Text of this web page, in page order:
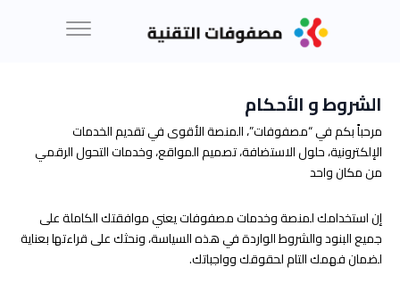
الشروط و الأحكام
مرحباً بكم في “مصفوفات”، المنصة الأقوى في تقديم الخدمات
الإلكترونية، حلول الاستضافة، تصميم المواقع، وخدمات التحول الرقمي
من مكان واحد
إن استخدامك لمنصة وخدمات مصفوفات يعني موافقتك الكاملة على
جميع البنود والشروط الواردة في هذه السياسة، ونحثك على قراءتها بعناية
لضمان فهمك التام لحقوقك وواجباتك.